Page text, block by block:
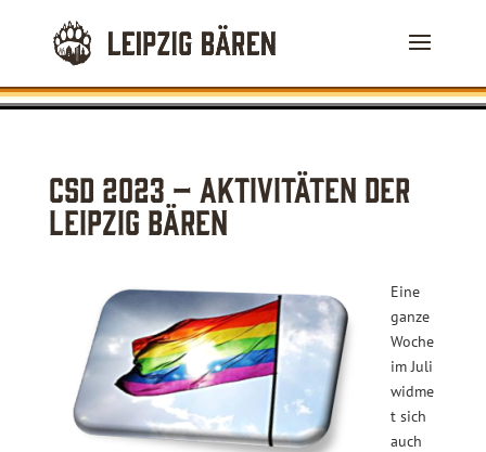
CSD 2023 – Aktivitäten der
Leipzig Bären
Eine
ganze
Woche
im Juli
widme
t sich
auch